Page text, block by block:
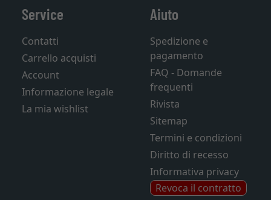
Service
Contatti
Carrello acquisti
Account
Informazione legale
La mia wishlist
Aiuto
Spedizione e
pagamento
FAQ - Domande
frequenti
Rivista
Sitemap
Termini e condizioni
Diritto di recesso
Informativa privacy
Revoca il contratto